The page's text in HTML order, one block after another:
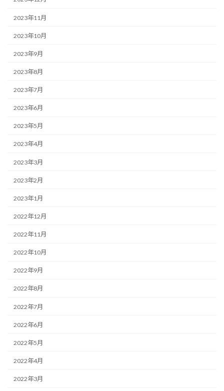
2023年11月
2023年10月
2023年9月
2023年8月
2023年7月
2023年6月
2023年5月
2023年4月
2023年3月
2023年2月
2023年1月
2022年12月
2022年11月
2022年10月
2022年9月
2022年8月
2022年7月
2022年6月
2022年5月
2022年4月
2022年3月